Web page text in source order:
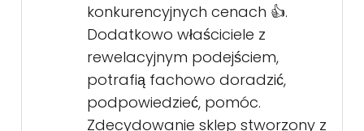
konkurencyjnych cenach 👍.
Dodatkowo właściciele z
rewelacyjnym podejściem,
potrafią fachowo doradzić,
podpowiedzieć, pomóc.
Zdecydowanie sklep stworzony z